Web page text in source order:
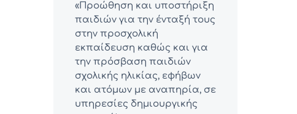
«Προώθηση και υποστήριξη
παιδιών για την ένταξή τους
στην προσχολική
εκπαίδευση καθώς και για
την πρόσβαση παιδιών
σχολικής ηλικίας, εφήβων
και ατόμων με αναπηρία, σε
υπηρεσίες δημιουργικής